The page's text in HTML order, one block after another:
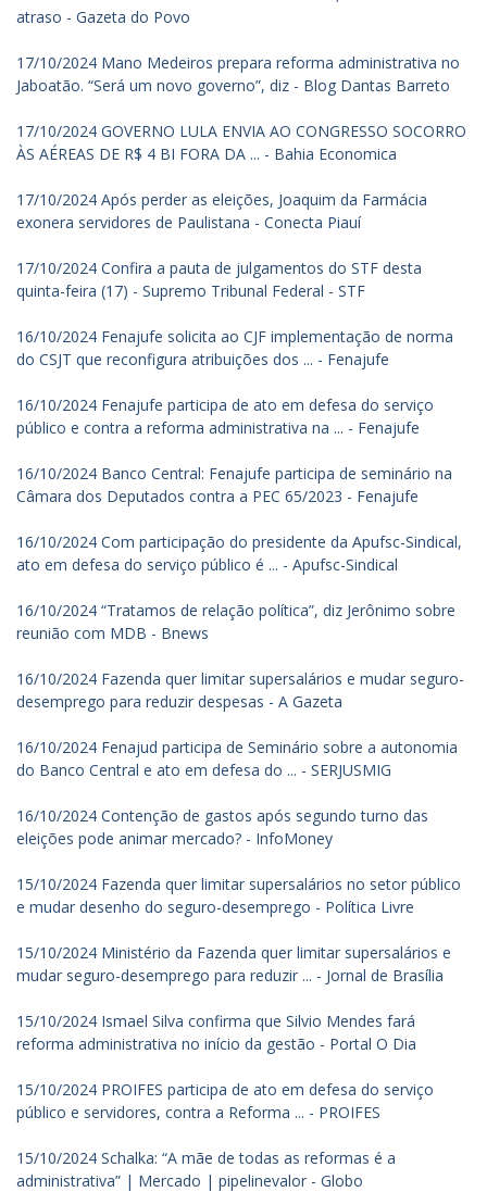
atraso - Gazeta do Povo
17/10/2024 Mano Medeiros prepara reforma administrativa no
Jaboatão. “Será um novo governo”, diz - Blog Dantas Barreto
17/10/2024 GOVERNO LULA ENVIA AO CONGRESSO SOCORRO
ÀS AÉREAS DE R$ 4 BI FORA DA ... - Bahia Economica
17/10/2024 Após perder as eleições, Joaquim da Farmácia
exonera servidores de Paulistana - Conecta Piauí
17/10/2024 Confira a pauta de julgamentos do STF desta
quinta-feira (17) - Supremo Tribunal Federal - STF
16/10/2024 Fenajufe solicita ao CJF implementação de norma
do CSJT que reconfigura atribuições dos ... - Fenajufe
16/10/2024 Fenajufe participa de ato em defesa do serviço
público e contra a reforma administrativa na ... - Fenajufe
16/10/2024 Banco Central: Fenajufe participa de seminário na
Câmara dos Deputados contra a PEC 65/2023 - Fenajufe
16/10/2024 Com participação do presidente da Apufsc-Sindical,
ato em defesa do serviço público é ... - Apufsc-Sindical
16/10/2024 “Tratamos de relação política”, diz Jerônimo sobre
reunião com MDB - Bnews
16/10/2024 Fazenda quer limitar supersalários e mudar seguro-
desemprego para reduzir despesas - A Gazeta
16/10/2024 Fenajud participa de Seminário sobre a autonomia
do Banco Central e ato em defesa do ... - SERJUSMIG
16/10/2024 Contenção de gastos após segundo turno das
eleições pode animar mercado? - InfoMoney
15/10/2024 Fazenda quer limitar supersalários no setor público
e mudar desenho do seguro-desemprego - Política Livre
15/10/2024 Ministério da Fazenda quer limitar supersalários e
mudar seguro-desemprego para reduzir ... - Jornal de Brasília
15/10/2024 Ismael Silva confirma que Silvio Mendes fará
reforma administrativa no início da gestão - Portal O Dia
15/10/2024 PROIFES participa de ato em defesa do serviço
público e servidores, contra a Reforma ... - PROIFES
15/10/2024 Schalka: “A mãe de todas as reformas é a
administrativa” | Mercado | pipelinevalor - Globo